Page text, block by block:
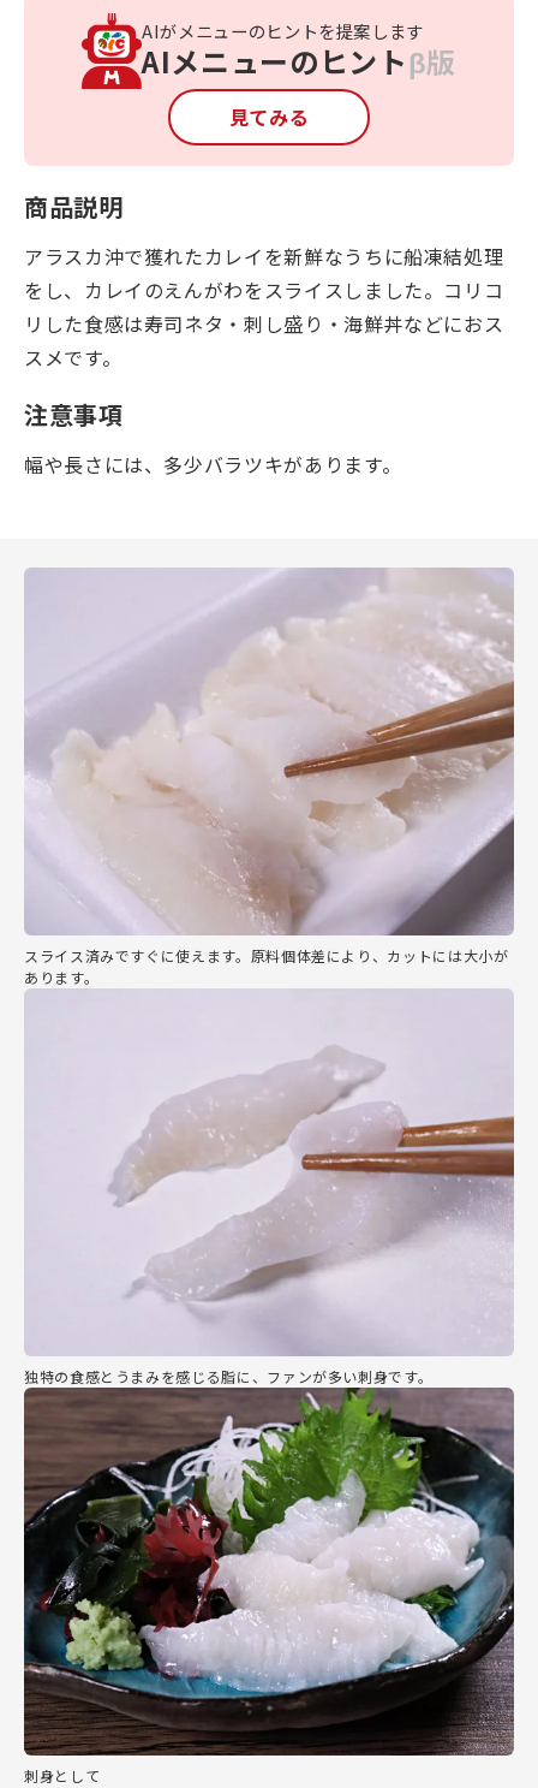
AIがメニューのヒントを提案します
AIメニューのヒントβ版
見てみる
商品説明
アラスカ沖で獲れたカレイを新鮮なうちに船凍結処理
をし、カレイのえんがわをスライスしました。コリコ
リした食感は寿司ネタ・刺し盛り・海鮮丼などにおス
スメです。
注意事項
幅や長さには、多少バラツキがあります。
スライス済みですぐに使えます。原料個体差により、カットには大小が
あります。
独特の食感とうまみを感じる脂に、ファンが多い刺身です。
刺身として